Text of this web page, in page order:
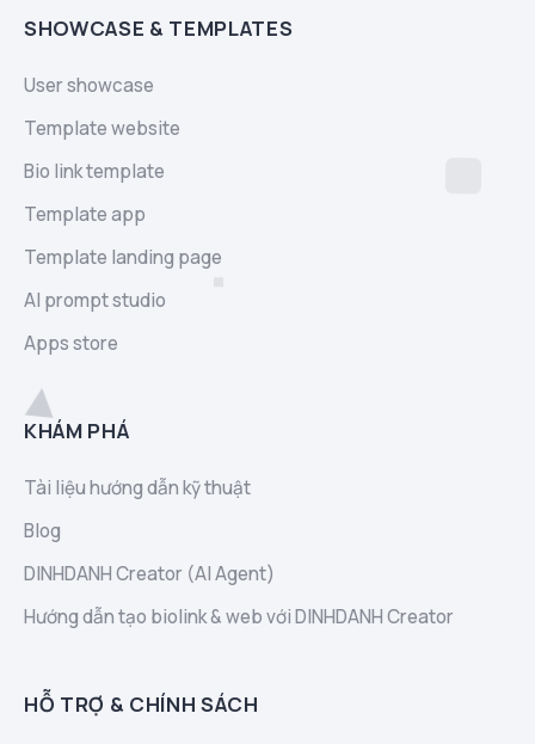
SHOWCASE & TEMPLATES
User showcase
Template website
Bio link template
Template app
Template landing page
AI prompt studio
Apps store
KHÁM PHÁ
Tài liệu hướng dẫn kỹ thuật
Blog
DINHDANH Creator (AI Agent)
Hướng dẫn tạo biolink & web với DINHDANH Creator
HỖ TRỢ & CHÍNH SÁCH